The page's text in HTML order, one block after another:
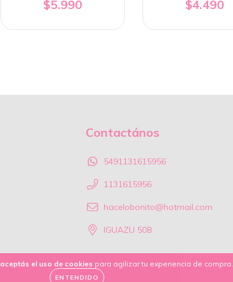
aceptás el uso de cookies para agilizar tu experiencia de compra.
ENTENDIDO
$5.990 $4.490
Contactános
5491131615956
1131615956
hacelobonito@hotmail.com
IGUAZU 508